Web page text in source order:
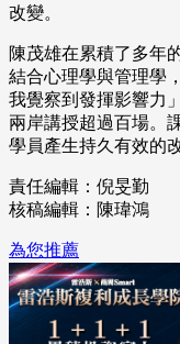
改變。
陳茂雄在累積了多年
結合心理學與管理學
我覺察到發揮影響力
兩岸講授超過百場。
學員產生持久有效的
責任編輯：倪旻勤
核稿編輯：陳瑋鴻
為您推薦